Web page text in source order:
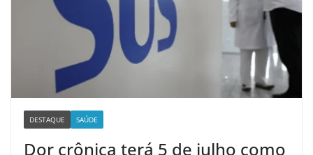
DESTAQUE SAÚDE
Dor crônica terá 5 de julho como